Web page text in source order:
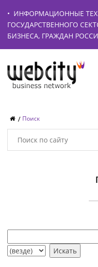
• ИНФОРМАЦИОННЫЕ
ГОСУДАРСТВЕННОГО
БИЗНЕСА, ГРАЖДАН
Поиск